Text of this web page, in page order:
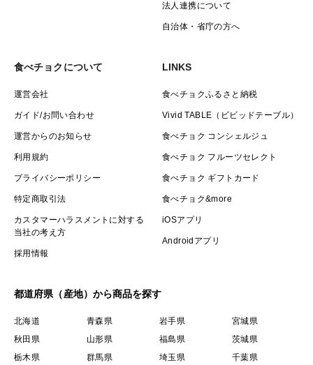
法人連携について
自治体・省庁の方へ
食べチョクについて
運営会社
ガイド/お問い合わせ
運営からのお知らせ
利用規約
プライバシーポリシー
特定商取引法
カスタマーハラスメントに対する
当社の考え方
採用情報
LINKS
食べチョクふるさと納税
Vivid TABLE（ビビッドテーブル）
食べチョク コンシェルジュ
食べチョク フルーツセレクト
食べチョク ギフトカード
食べチョク&more
iOSアプリ
Androidアプリ
都道府県（産地）から商品を探す
北海道 青森県 岩手県
宮城県
秋田県
山形県 福島県
茨城県
栃木県
群馬県 埼玉県
千葉県